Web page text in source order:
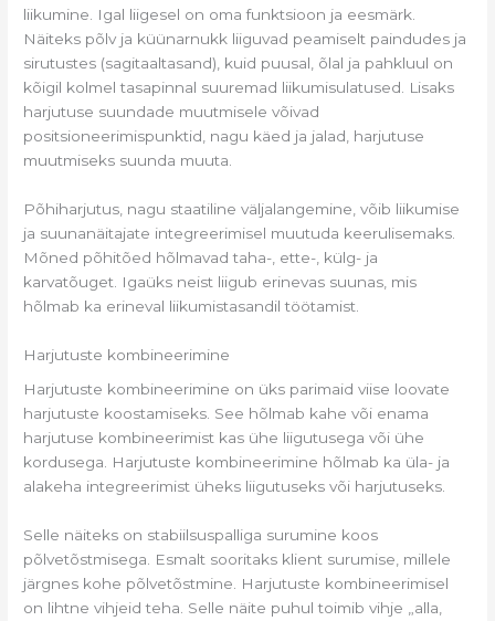
liikumine. Igal liigesel on oma funktsioon ja eesmärk.
Näiteks põlv ja küünarnukk liiguvad peamiselt paindudes ja
sirutustes (sagitaaltasand), kuid puusal, õlal ja pahkluul on
kõigil kolmel tasapinnal suuremad liikumisulatused. Lisaks
harjutuse suundade muutmisele võivad
positsioneerimispunktid, nagu käed ja jalad, harjutuse
muutmiseks suunda muuta.
Põhiharjutus, nagu staatiline väljalangemine, võib liikumise
ja suunanäitajate integreerimisel muutuda keerulisemaks.
Mõned põhitõed hõlmavad taha-, ette-, külg- ja
karvatõuget. Igaüks neist liigub erinevas suunas, mis
hõlmab ka erineval liikumistasandil töötamist.
Harjutuste kombineerimine
Harjutuste kombineerimine on üks parimaid viise loovate
harjutuste koostamiseks. See hõlmab kahe või enama
harjutuse kombineerimist kas ühe liigutusega või ühe
kordusega. Harjutuste kombineerimine hõlmab ka üla- ja
alakeha integreerimist üheks liigutuseks või harjutuseks.
Selle näiteks on stabiilsuspalliga surumine koos
põlvetõstmisega. Esmalt sooritaks klient surumise, millele
järgnes kohe põlvetõstmine. Harjutuste kombineerimisel
on lihtne vihjeid teha. Selle näite puhul toimib vihje „alla,